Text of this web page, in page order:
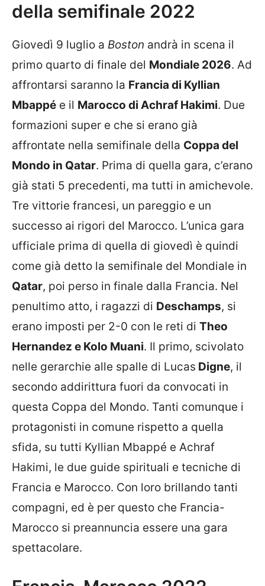
della semifinale 2022
Giovedì 9 luglio a Boston andrà in scena il
primo quarto di finale del Mondiale 2026. Ad
affrontarsi saranno la Francia di Kyllian
Mbappé e il Marocco di Achraf Hakimi. Due
formazioni super e che si erano già
affrontate nella semifinale della Coppa del
Mondo in Qatar. Prima di quella gara, c’erano
già stati 5 precedenti, ma tutti in amichevole.
Tre vittorie francesi, un pareggio e un
successo ai rigori del Marocco. L’unica gara
ufficiale prima di quella di giovedì è quindi
come già detto la semifinale del Mondiale in
Qatar, poi perso in finale dalla Francia. Nel
penultimo atto, i ragazzi di Deschamps, si
erano imposti per 2-0 con le reti di Theo
Hernandez e Kolo Muani. Il primo, scivolato
nelle gerarchie alle spalle di Lucas Digne, il
secondo addirittura fuori da convocati in
questa Coppa del Mondo. Tanti comunque i
protagonisti in comune rispetto a quella
sfida, su tutti Kyllian Mbappé e Achraf
Hakimi, le due guide spirituali e tecniche di
Francia e Marocco. Con loro brillando tanti
compagni, ed è per questo che Francia-
Marocco si preannuncia essere una gara
spettacolare.